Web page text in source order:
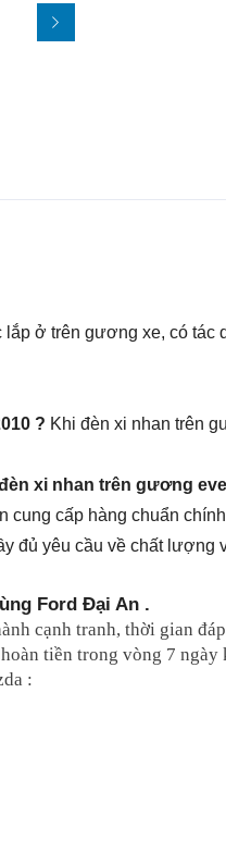
lắp ở trên gương xe, có tác
? Khi đèn xi nhan trên
xi nhan trên gương
cung cấp hàng chuẩn
đủ yêu cầu về chất lượng
Ford Đại An .
cạnh tranh, thời gian
tiền trong vòng 7 ngày
: